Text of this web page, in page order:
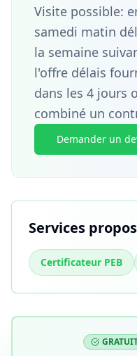
Visite possible:
samedi matin
la semaine
l'offre délais
dans les 4 jours
combiné un
Demander un
Services
Certificateur PEB